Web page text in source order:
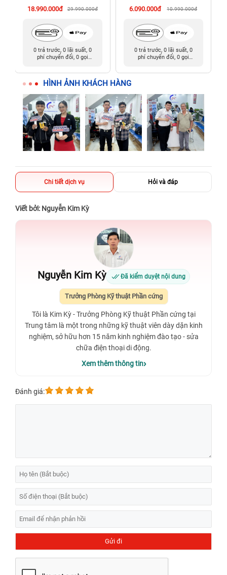
18.990.000đ 29.990.000đ
0 trả trước, 0 lãi suất, 0
phí chuyển đổi, 0 gọi
6.090.000đ 10.990.000đ
0 trả trước, 0 lãi suất, 0
phí chuyển đổi, 0 gọi
HÌNH ẢNH KHÁCH HÀNG
Chi tiết dịch vụ Hỏi và đáp
Viết bởi: Nguyễn Kim Kỳ
Nguyễn Kim Kỳ Đã kiểm duyệt nội dung
Trưởng Phòng Kỹ thuật Phần cứng
Tôi là Kim Kỳ - Trưởng Phòng Kỹ thuật Phần cứng tại
Trung tâm là một trong những kỹ thuật viên dày dặn kinh
nghiệm, sở hữu hơn 15 năm kinh nghiệm đào tạo - sửa
chữa điện thoại di động.
Xem thêm thông tin
Đánh giá: